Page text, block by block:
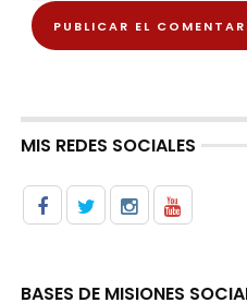
MIS REDES SOCIALES
BASES DE MISIONES